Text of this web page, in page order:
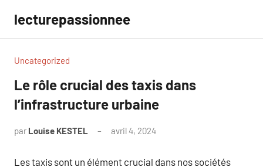
contenu
lecturepassionnee
Uncategorized
Le rôle crucial des taxis dans
l’infrastructure urbaine
par Louise KESTEL avril 4, 2024
Les taxis sont un élément crucial dans nos sociétés